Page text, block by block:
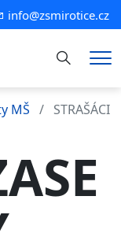
info@zsmirotice.cz
Hledání
MŠ
STRAŠÁCI